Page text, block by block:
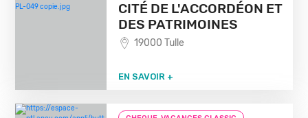
CITÉ DE L'ACCORDÉON ET
DES PATRIMOINES
19000 Tulle
EN SAVOIR +